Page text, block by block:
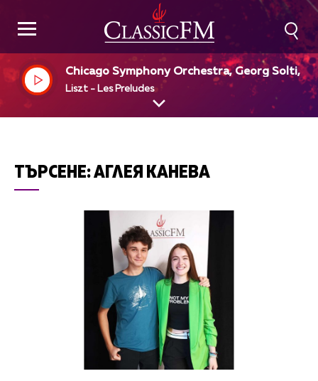
Chicago Symphony Orchestra, Georg Solti, dir
Liszt - Les Preludes
ТЪРСЕНЕ:АГЛЕЯ КАНЕВА